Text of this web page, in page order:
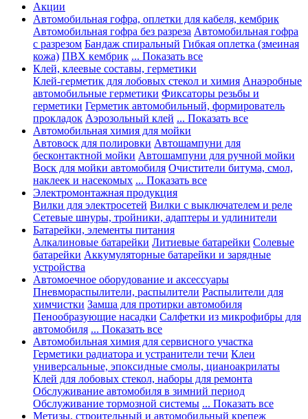
Акции
Автомобильная гофра, оплетки для кабеля, кембрик
Автомобильная гофра без разреза Автомобильная гофра
с разрезом Бандаж спиральный Гибкая оплетка (змеиная
кожа) ПВХ кембрик ... Показать все
Клей, клеевые составы, герметики
Клей-герметик для лобовых стекол и химия Анаэробные
автомобильные герметики Фиксаторы резьбы и
герметики Герметик автомобильный, формирователь
прокладок Аэрозольный клей ... Показать все
Автомобильная химия для мойки
Автовоск для полировки Автошампуни для
бесконтактной мойки Автошампуни для ручной мойки
Воск для мойки автомобиля Очистители битума, смол,
наклеек и насекомых ... Показать все
Электромонтажная продукция
Вилки для электросетей Вилки с выключателем и реле
Сетевые шнуры, тройники, адаптеры и удлинители
Батарейки, элементы питания
Алкалиновые батарейки Литиевые батарейки Солевые
батарейки Аккумуляторные батарейки и зарядные
устройства
Автомоечное оборудование и аксессуары
Пневмораспылители, распылители Распылители для
химчистки Замша для протирки автомобиля
Пенообразующие насадки Салфетки из микрофибры для
автомобиля ... Показать все
Автомобильная химия для сервисного участка
Герметики радиатора и устранители течи Клеи
универсальные, эпоксидные смолы, цианоакрилаты
Клей для лобовых стекол, наборы для ремонта
Обслуживание автомобиля в зимний период
Обслуживание тормозной системы ... Показать все
Метизы, строительный и автомобильный крепеж